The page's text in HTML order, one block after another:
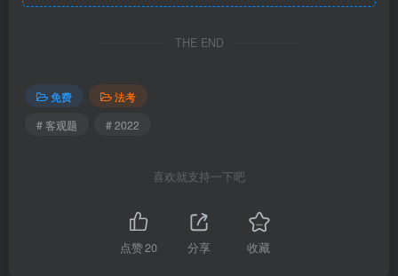
THE END
免费
法考
# 客观题
# 2022
喜欢就支持一下吧
点赞20 分享 收藏